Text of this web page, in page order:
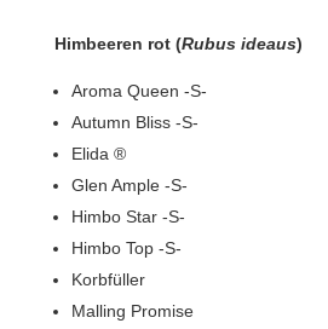
Himbeeren rot (Rubus ideaus)
Aroma Queen -S-
Autumn Bliss -S-
Elida ®
Glen Ample -S-
Himbo Star -S-
Himbo Top -S-
Korbfüller
Malling Promise